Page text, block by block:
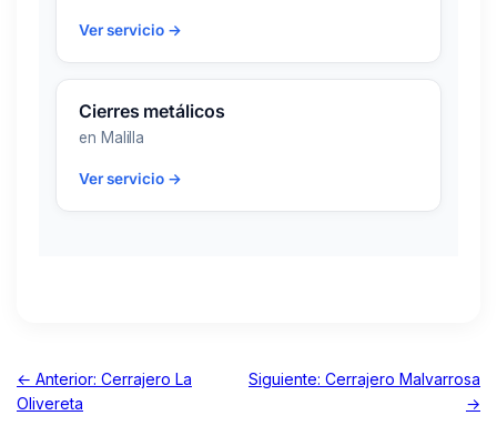
Ver servicio →
Cierres metálicos
en Malilla
Ver servicio →
← Anterior: Cerrajero La
Olivereta
Siguiente: Cerrajero Malvarrosa
→